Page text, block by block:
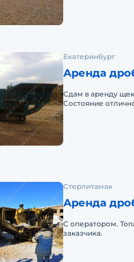
Екатеринбург
Аренда
Сдам в аренду
Состояние
Стерлитамак
Аренда
С оператором.
заказчика.